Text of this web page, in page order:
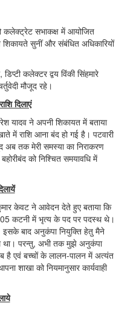
कलेक्ट्रेट सभाकक्ष में आयोजित
सुनीं और संबंधित अधिकारियों
कलेक्टर द्वय विंकी सिंहमारे
मौजूद रहे।
दिलाएं
यादव ने अपनी शिकायत में बताया
में राशि आना बंद हो गई है। पटवारी
अब तक मेरी समस्या का निराकरण
को निश्चित समयावधि में
केवट ने आवेदन देते हुए बताया कि
05 कटनी में भृत्य के पद पर पदस्थ थे।
इसके बाद अनुकंपा नियुक्ति हेतु मैने
था। परन्तु, अभी तक मुझे अनुकंपा
है एवं बच्चों के लालन-पालन में अत्यंत
शाखा को नियमानुसार कार्यवाही